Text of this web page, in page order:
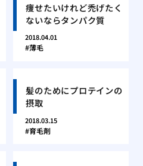
痩せたいけれど禿げたく
ないならタンパク質
2018.04.01
薄毛
髪のためにプロテインの
摂取
2018.03.15
育毛剤